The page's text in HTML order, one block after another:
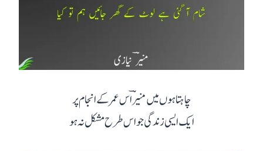
چاہتا ہوں میں منیرؔ اس عمر کے انجام پر
ایک ایسی زندگی جو اس طرح مشکل نہ ہو